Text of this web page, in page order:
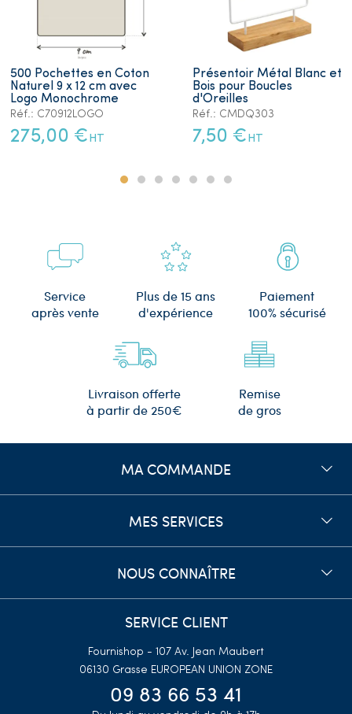
500 Pochettes en Coton
Naturel 9 x 12 cm avec
Logo Monochrome
Réf.: C70912LOGO
275,00 € HT
Présentoir Métal Blanc et
Bois pour Boucles
d'Oreilles
Réf.: CMDQ303
7,50 € HT
Service
après vente
Plus de 15 ans
d'expérience
Paiement
100% sécurisé
Livraison offerte
à partir de 250€
Remise
de gros
MA COMMANDE
MES SERVICES
NOUS CONNAÎTRE
SERVICE CLIENT
Fournishop - 107 Av. Jean Maubert
06130 Grasse EUROPEAN UNION ZONE
09 83 66 53 41